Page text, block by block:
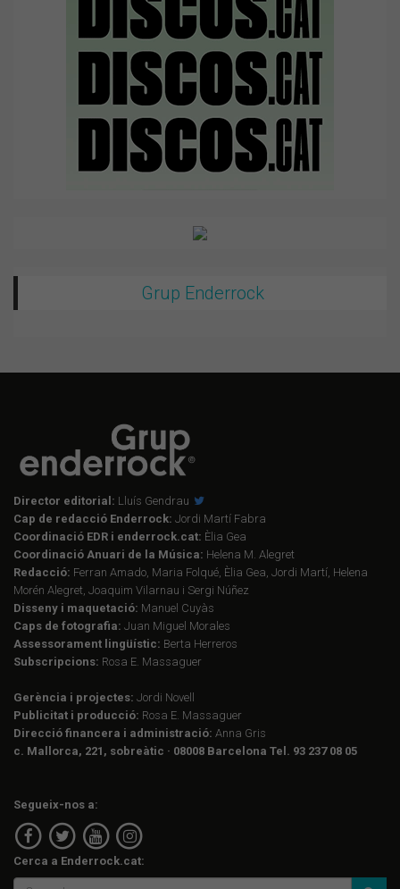
Grup Enderrock
Director editorial: Lluís Gendrau
Cap de redacció Enderrock: Jordi Martí Fabra
Coordinació EDR i enderrock.cat: Èlia Gea
Coordinació Anuari de la Música: Helena M. Alegret
Redacció: Ferran Amado, Maria Folqué, Èlia Gea, Jordi Martí, Helena
Morén Alegret, Joaquim Vilarnau i Sergi Núñez
Disseny i maquetació: Manuel Cuyàs
Caps de fotografia: Juan Miguel Morales
Assessorament lingüístic: Berta Herreros
Subscripcions: Rosa E. Massaguer
Gerència i projectes: Jordi Novell
Publicitat i producció: Rosa E. Massaguer
Direcció financera i administració: Anna Gris
c. Mallorca, 221, sobreàtic · 08008 Barcelona Tel. 93 237 08 05
Segueix-nos a:
Cerca a Enderrock.cat: